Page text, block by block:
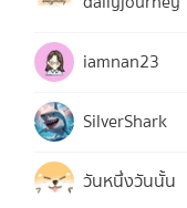
iamnan23
SilverShark
วันหนึ่งวันนั้น